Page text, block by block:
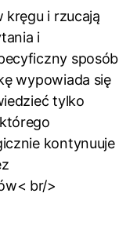
kręgu i rzucają
i
sposób
wypowiada się
tylko
kontynuuje
br/>